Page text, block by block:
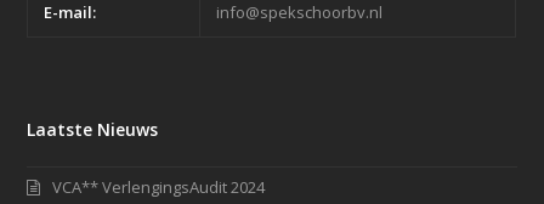
E-mail: info@spekschoorbv.nl
Laatste Nieuws
VCA** VerlengingsAudit 2024